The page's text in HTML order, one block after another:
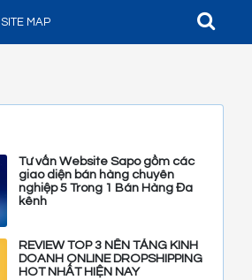
SITE MAP
Tư vấn Website Sapo gồm các
giao diện bán hàng chuyên
nghiệp 5 Trong 1 Bán Hàng Đa
kênh
REVIEW TOP 3 NỀN TẢNG KINH
DOANH ONLINE DROPSHIPPING
HOT NHẤT HIỆN NAY